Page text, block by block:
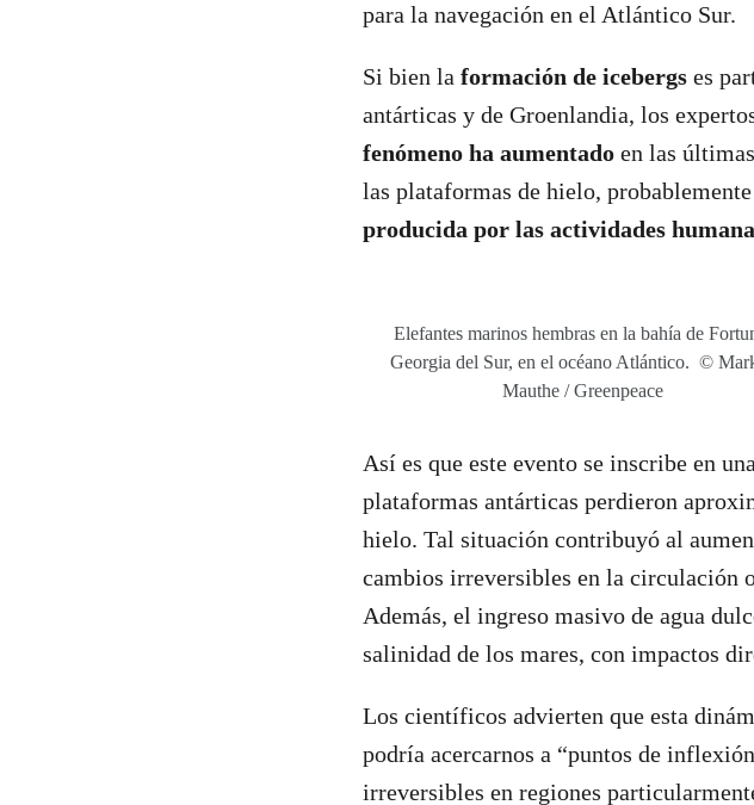
para la navegación en el Atlántico Sur.
Si bien la formación de icebergs es
antárticas y de Groenlandia, los
fenómeno ha aumentado en las
las plataformas de hielo, probablemente
producida por las actividades
Elefantes marinos hembras en la bahía de
Georgia del Sur, en el océano Atlántico. ©
Mauthe / Greenpeace
Así es que este evento se inscribe en
plataformas antárticas perdieron
hielo. Tal situación contribuyó al
cambios irreversibles en la circulación
Además, el ingreso masivo de agua
salinidad de los mares, con impactos
Los científicos advierten que esta
podría acercarnos a “puntos de
irreversibles en regiones